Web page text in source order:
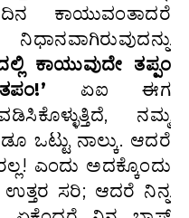
ಕಾಯುವಂತಾದರೆ
ಕಾಯುವುದೇ ತಪ್ಪಂ
ಏಐ ಈಗ
ನಮ್ಮ
ಒಟ್ಟು ನಾಲ್ಕು. ಆದರೆ
ಎಂದು ಅದಕ್ಕೊಂದು
ಉತ್ತರ ಸರಿ; ಆದರೆ ನಿನ್ನ